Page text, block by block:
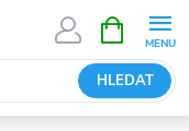
HLEDAT
NÁKUPNÍ
KOŠÍK